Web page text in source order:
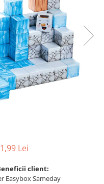
Lei
client:
Easybox Sameday